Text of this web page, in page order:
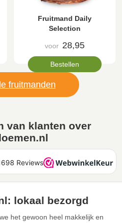
Fruitmand Daily
Selection
voor 28,95
Bestellen
fruitmanden
van klanten over
lokaal bezorgd
het gewoon heel makkelijk en